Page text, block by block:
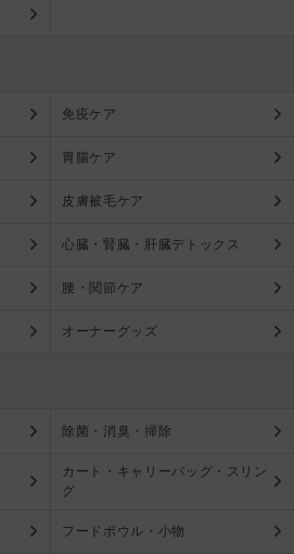
免疫ケア
胃腸ケア
皮膚被毛ケア
心臓・腎臓・肝臓デトックス
腰・関節ケア
オーナーグッズ
除菌・消臭・掃除
カート・キャリーバッグ・スリン
グ
フードボウル・小物